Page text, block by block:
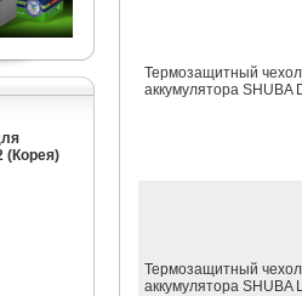
(Корея)
Термозащитный
аккумулятора SHUBA
Термозащитный
аккумулятора SHUBA